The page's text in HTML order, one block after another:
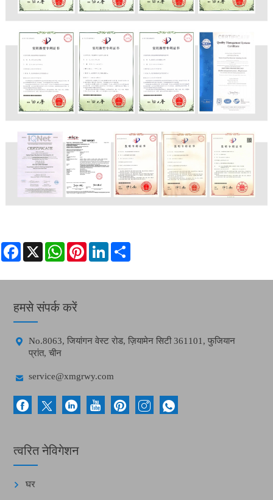
Facebook
X WhatsAppPinterestLinkedIn
हमसे संपर्क करें

No.8063, जियांगन वेस्ट रोड, ज़ियामेन सिटी 361101, फुजियान
प्रांत, चीन
 service@xmgrwy.com
त्वरित नेविगेशन
घर